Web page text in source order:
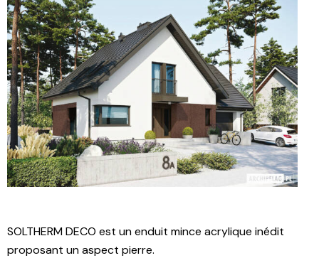
SOLTHERM DECO est un enduit mince acrylique inédit
proposant un aspect pierre.